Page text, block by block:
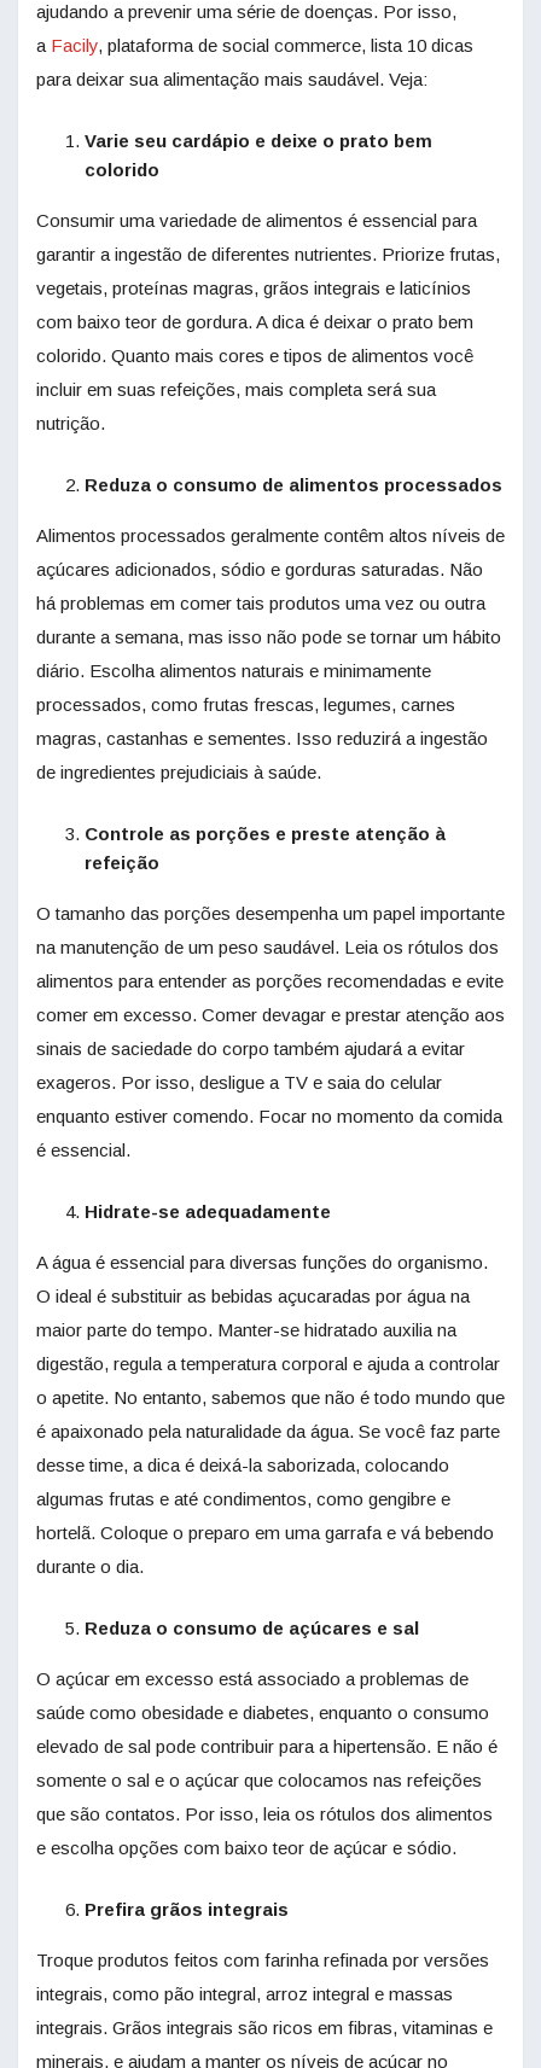
ajudando a prevenir uma série de doenças. Por isso,
a Facily, plataforma de social commerce, lista 10 dicas
para deixar sua alimentação mais saudável. Veja:
Varie seu cardápio e deixe o prato bem
colorido
Consumir uma variedade de alimentos é essencial para
garantir a ingestão de diferentes nutrientes. Priorize frutas,
vegetais, proteínas magras, grãos integrais e laticínios
com baixo teor de gordura. A dica é deixar o prato bem
colorido. Quanto mais cores e tipos de alimentos você
incluir em suas refeições, mais completa será sua
nutrição.
Reduza o consumo de alimentos processados
Alimentos processados geralmente contêm altos níveis de
açúcares adicionados, sódio e gorduras saturadas. Não
há problemas em comer tais produtos uma vez ou outra
durante a semana, mas isso não pode se tornar um hábito
diário. Escolha alimentos naturais e minimamente
processados, como frutas frescas, legumes, carnes
magras, castanhas e sementes. Isso reduzirá a ingestão
de ingredientes prejudiciais à saúde.
Controle as porções e preste atenção à
refeição
O tamanho das porções desempenha um papel importante
na manutenção de um peso saudável. Leia os rótulos dos
alimentos para entender as porções recomendadas e evite
comer em excesso. Comer devagar e prestar atenção aos
sinais de saciedade do corpo também ajudará a evitar
exageros. Por isso, desligue a TV e saia do celular
enquanto estiver comendo. Focar no momento da comida
é essencial.
Hidrate-se adequadamente
A água é essencial para diversas funções do organismo.
O ideal é substituir as bebidas açucaradas por água na
maior parte do tempo. Manter-se hidratado auxilia na
digestão, regula a temperatura corporal e ajuda a controlar
o apetite. No entanto, sabemos que não é todo mundo que
é apaixonado pela naturalidade da água. Se você faz parte
desse time, a dica é deixá-la saborizada, colocando
algumas frutas e até condimentos, como gengibre e
hortelã. Coloque o preparo em uma garrafa e vá bebendo
durante o dia.
Reduza o consumo de açúcares e sal
O açúcar em excesso está associado a problemas de
saúde como obesidade e diabetes, enquanto o consumo
elevado de sal pode contribuir para a hipertensão. E não é
somente o sal e o açúcar que colocamos nas refeições
que são contatos. Por isso, leia os rótulos dos alimentos
e escolha opções com baixo teor de açúcar e sódio.
Prefira grãos integrais
Troque produtos feitos com farinha refinada por versões
integrais, como pão integral, arroz integral e massas
integrais. Grãos integrais são ricos em fibras, vitaminas e
minerais, e ajudam a manter os níveis de açúcar no